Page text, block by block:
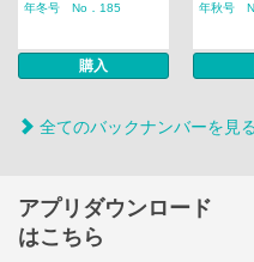
年冬号 No．185
購入
年秋号
全てのバックナンバーを見
アプリダウンロード
はこちら